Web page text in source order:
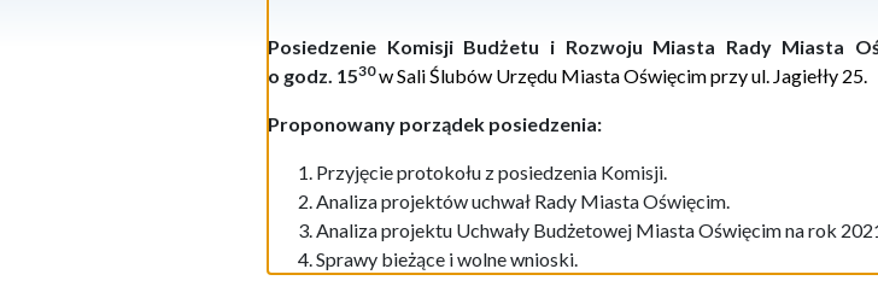
Posiedzenie Komisji Budżetu i Rozwoju Miasta Rady Miasta
o godz. 1530 wSali Ślubów Urzędu Miasta Oświęcim przy ul. Jagiełły 25.
Proponowany porządek posiedzenia:
Przyjęcie protokołu z posiedzenia Komisji.
Analiza projektów uchwał Rady Miasta Oświęcim.
Analiza projektu Uchwały Budżetowej Miasta Oświęcim na rok
Sprawy bieżące i wolne wnioski.